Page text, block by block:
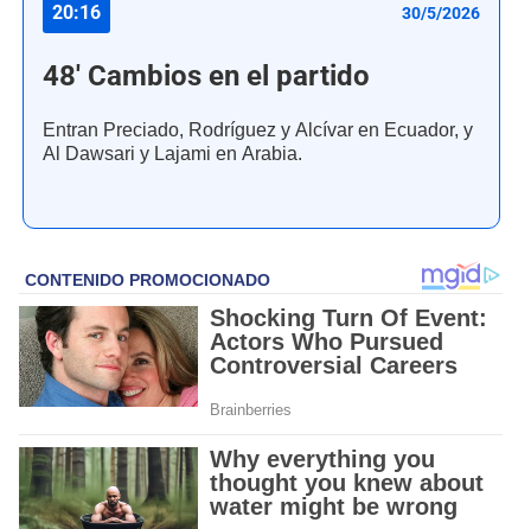
20:16 30/5/2026
48' Cambios en el partido
Entran Preciado, Rodríguez y Alcívar en Ecuador, y
Al Dawsari y Lajami en Arabia.